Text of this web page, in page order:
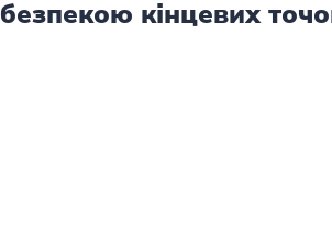
безпекою кінцевих